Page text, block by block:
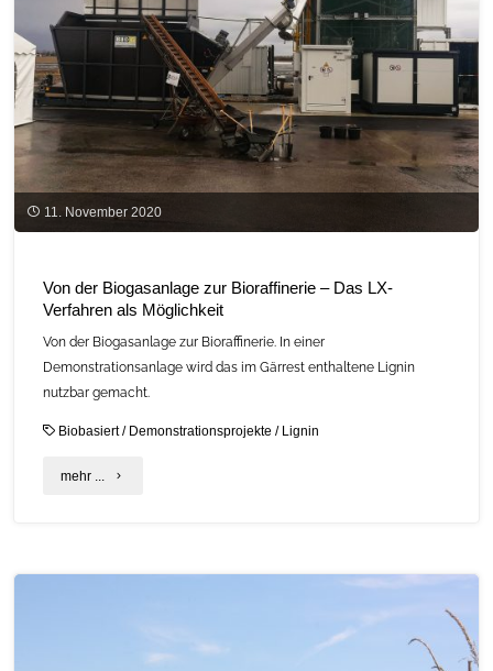
11. November 2020
Von der Biogasanlage zur Bioraffinerie – Das LX-
Verfahren als Möglichkeit
Von der Biogasanlage zur Bioraffinerie. In einer
Demonstrationsanlage wird das im Gärrest enthaltene Lignin
nutzbar gemacht.
Biobasiert/ Demonstrationsprojekte / Lignin
mehr ... "Von